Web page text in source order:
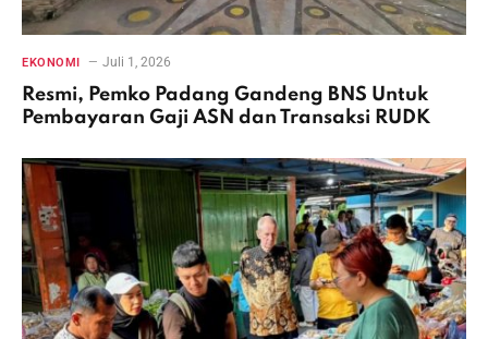
EKONOMI Juli 1, 2026
Resmi, Pemko Padang Gandeng BNS Untuk
Pembayaran Gaji ASN dan Transaksi RUDK